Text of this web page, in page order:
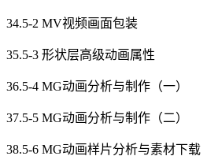
34.5-2 MV视频画面包装
35.5-3 形状层高级动画属性
36.5-4 MG动画分析与制作（一）
37.5-5 MG动画分析与制作（二）
38.5-6 MG动画样片分析与素材下载